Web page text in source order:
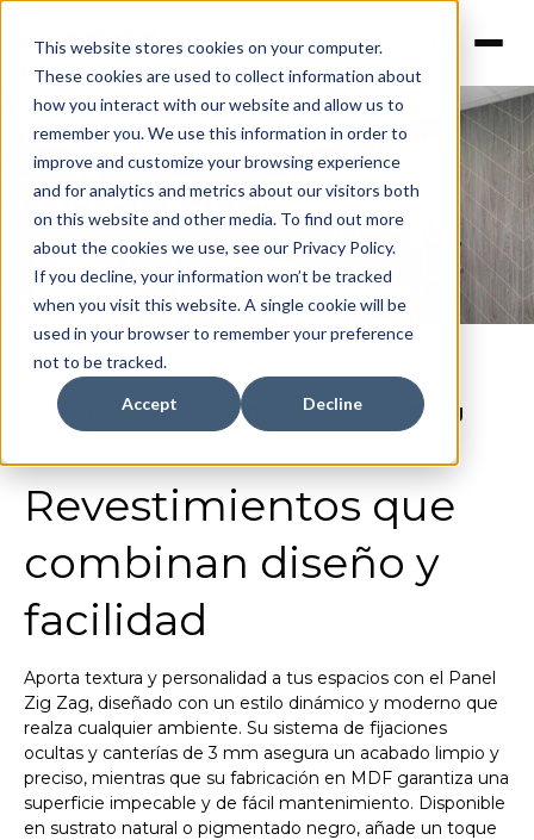
This website stores cookies on your computer.
These cookies are used to collect information about
how you interact with our website and allow us to
remember you. We use this information in order to
improve and customize your browsing experience
and for analytics and metrics about our visitors both
on this website and other media. To find out more
about the cookies we use, see our Privacy Policy.
If you decline, your information won’t be tracked
when you visit this website. A single cookie will be
used in your browser to remember your preference
not to be tracked.
Accept Decline
Panel Zig-Zag
> Productos Categorias>Panel Zig Zag
Revestimientos que
combinan diseño y
facilidad
Aporta textura y personalidad a tus espacios con el Panel
Zig Zag, diseñado con un estilo dinámico y moderno que
realza cualquier ambiente. Su sistema de fijaciones
ocultas y canterías de 3 mm asegura un acabado limpio y
preciso, mientras que su fabricación en MDF garantiza una
superficie impecable y de fácil mantenimiento. Disponible
en sustrato natural o pigmentado negro, añade un toque